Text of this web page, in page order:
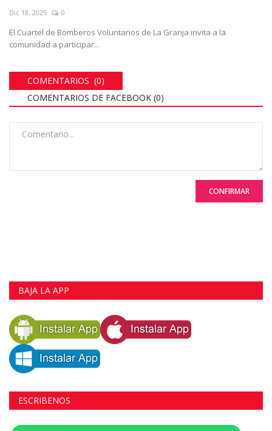
Dic 18, 2025 0
El Cuartel de Bomberos Voluntarios de La Granja invita a la
comunidad a participar...
COMENTARIOS (0)
COMENTARIOS DE FACEBOOK (0)
CONFIRMAR
BAJA LA APP
ESCRIBENOS